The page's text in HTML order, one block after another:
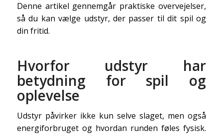
Denne artikel gennemgår praktiske overvejelser,
så du kan vælge udstyr, der passer til dit spil og
din fritid.
Hvorfor udstyr har
betydning for spil og
oplevelse
Udstyr påvirker ikke kun selve slaget, men også
energiforbruget og hvordan runden føles fysisk.